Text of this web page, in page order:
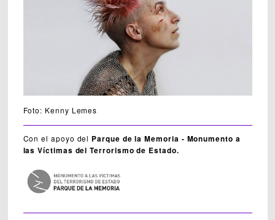
Foto: Kenny Lemes
Con el apoyo delParque de la Memoria - Monumento a
las Víctimas del Terrorismo de Estado.